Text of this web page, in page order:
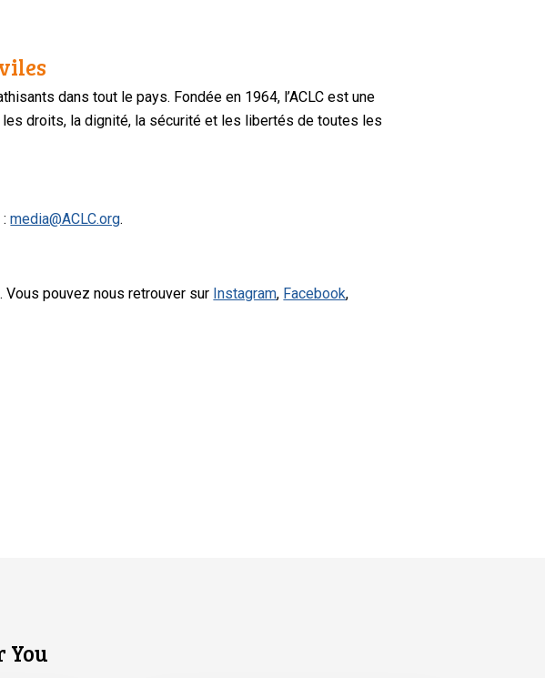
dans tout le pays. Fondée en 1964, l’ACLC est une
droits, la dignité, la sécurité et les libertés de toutes les
:media@ACLC.org.
pouvez nous retrouver sur Instagram, Facebook,
You